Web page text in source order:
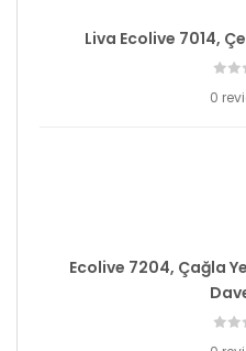
Liva Ecolive 7014,
0
Ecolive 7204, Çağla